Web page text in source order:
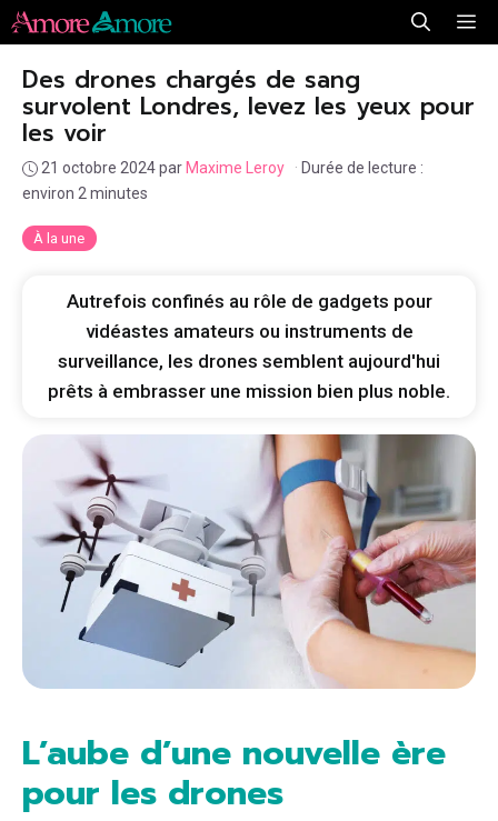
Aller
au
contenu
À la une
Des drones chargés de sang
survolent Londres, levez les yeux pour
les voir
21 octobre 2024par Maxime Leroy · Durée de lecture :
environ 2 minutes
Autrefois confinés au rôle de gadgets pour
vidéastes amateurs ou instruments de
surveillance, les drones semblent aujourd'hui
prêts à embrasser une mission bien plus noble.
L’aube d’une nouvelle ère
pour les drones